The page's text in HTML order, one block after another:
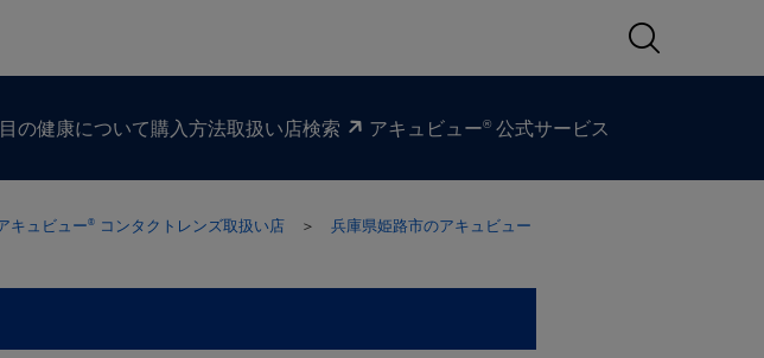
目の​健康に​ついて購入方​法取扱い​店検索 アキュビュー® 公式サービス
キュビュー® コンタクトレンズ取扱い店 ＞ 兵庫県姫路市のアキュビュー